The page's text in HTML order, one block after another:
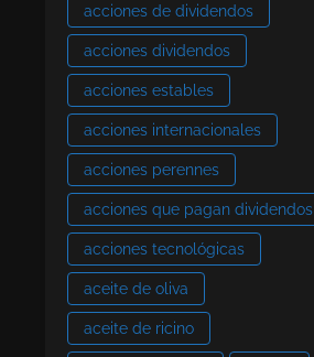
acciones de dividendos
acciones dividendos
acciones estables
acciones internacionales
acciones perennes
acciones que pagan dividendos
acciones tecnológicas
aceite de oliva
aceite de ricino